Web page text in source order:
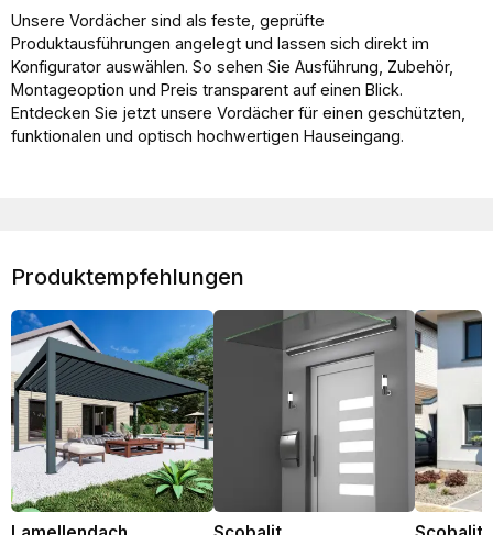
Unsere Vordächer sind als feste, geprüfte
Produktausführungen angelegt und lassen sich direkt im
Konfigurator auswählen. So sehen Sie Ausführung, Zubehör,
Montageoption und Preis transparent auf einen Blick.
Entdecken Sie jetzt unsere Vordächer für einen geschützten,
funktionalen und optisch hochwertigen Hauseingang.
Produktempfehlungen